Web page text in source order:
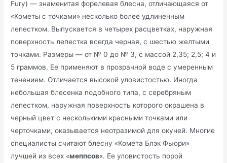
Fury) — знаменитая форелевая блесна, отличающаяся от
«Кометы с точками» несколько более удлиненным
лепестком. Выпускается в четырех расцветках, наружная
поверхность лепестка всегда черная, с шестью желтыми
точками. Размеры — от № 0 до № 3, с массой 2,35; 2,5; 4 и
5 граммов. Ее применяют в прозрачной воде с умеренным
течением. Отличается высокой уловистостью. Иногда
небольшая блесенка подобного типа, с серебряным
лепестком, наружная поверхность которого окрашена в
черный цвет с несколькими красными точками или
черточками, оказывается неотразимой для окуней. Многие
специалисты считают блесну «Комета Блэк Фьюри»
лучшей из всех «меппсов«. Ее уловистость порой